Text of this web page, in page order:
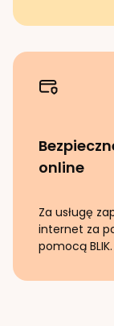
online
Za usługę
internet za
pomocą BLIK.